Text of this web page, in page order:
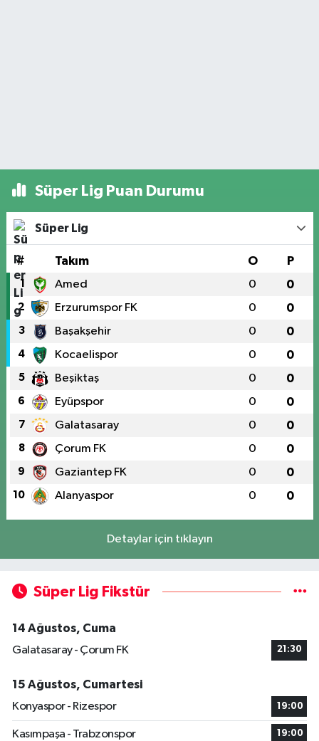
Süper Lig Puan Durumu
Süper Lig
# Takım O P
1 Amed 0 0
2 Erzurumspor FK 0 0
3 Başakşehir 0 0
4 Kocaelispor 0 0
5 Beşiktaş 0 0
6 Eyüpspor 0 0
7 Galatasaray 0 0
8 Çorum FK 0 0
9 Gaziantep FK 0 0
10 Alanyaspor 0 0
Detaylar için tıklayın
Süper Lig Fikstür
14 Ağustos, Cuma
Galatasaray - Çorum FK
21:30
15 Ağustos, Cumartesi
Konyaspor - Rizespor
19:00
Kasımpaşa - Trabzonspor 19:00